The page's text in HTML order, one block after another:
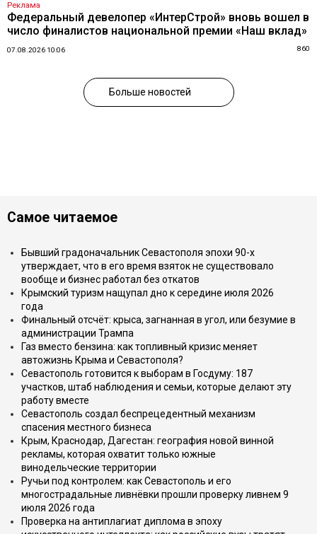
Реклама
Федеральный девелопер «ИнтерСтрой» вновь вошел в
число финалистов национальной премии «Наш вклад»
07.08.2026 10:06 860
Больше новостей
Самое читаемое
Бывший градоначальник Севастополя эпохи 90-х
утверждает, что в его время взяток не существовало
вообще и бизнес работал без откатов
Крымский туризм нащупал дно к середине июля 2026
года
Финальный отсчёт: крыса, загнанная в угол, или безумие в
администрации Трампа
Газ вместо бензина: как топливный кризис меняет
автожизнь Крыма и Севастополя?
Севастополь готовится к выборам в Госдуму: 187
участков, штаб наблюдения и семьи, которые делают эту
работу вместе
Севастополь создал беспрецедентный механизм
спасения местного бизнеса
Крым, Краснодар, Дагестан: география новой винной
рекламы, которая охватит только южные
винодельческие территории
Ручьи под контролем: как Севастополь и его
многострадальные ливнёвки прошли проверку ливнем 9
июля 2026 года
Проверка на антиплагиат диплома в эпоху